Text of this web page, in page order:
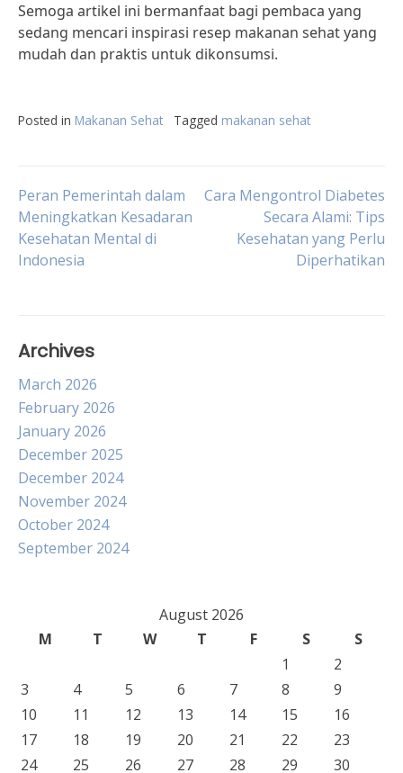
Semoga artikel ini bermanfaat bagi pembaca yang
sedang mencari inspirasi resep makanan sehat yang
mudah dan praktis untuk dikonsumsi.
Posted in Makanan Sehat Tagged makanan sehat
Post
navigation
Peran Pemerintah dalam
Meningkatkan Kesadaran
Kesehatan Mental di
Indonesia
Cara Mengontrol Diabetes
Secara Alami: Tips
Kesehatan yang Perlu
Diperhatikan
Archives
March 2026
February 2026
January 2026
December 2025
December 2024
November 2024
October 2024
September 2024
August 2026
M
T W T F S
S
1
2
3
4 5 6 7 8
9
10
11 12 13 14 15
16
17
18 19 20 21 22
23
24
25 26 27 28 29 30